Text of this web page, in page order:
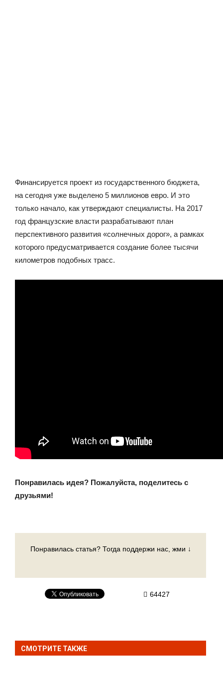
Финансируется проект из государственного бюджета,
на сегодня уже выделено 5 миллионов евро. И это
только начало, как утверждают специалисты. На 2017
год французские власти разрабатывают план
перспективного развития «солнечных дорог», а рамках
которого предусматривается создание более тысячи
километров подобных трасс.
Понравилась идея? Пожалуйста, поделитесь с
друзьями!
Понравилась статья? Тогда поддержи нас, жми ↓
64427
СМОТРИТЕ ТАКЖЕ